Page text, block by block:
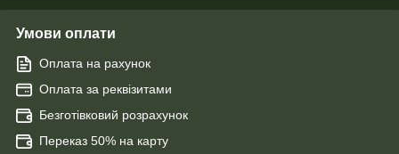
Умови оплати
Оплата на рахунок
Оплата за реквізитами
Безготівковий розрахунок
Переказ 50% на карту